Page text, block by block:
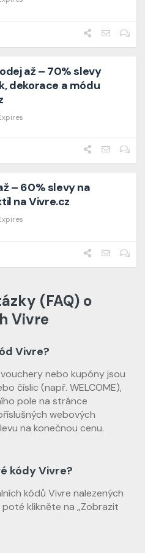
až – 70% slevy
dekorace a módu
– 60% slevy na
na Vivre.cz
(FAQ) o
Vivre
Vivre?
nebo kupóny jsou
číslic (např. WELCOME),
pole na stránce
webových
na konečnou cenu.
kódy Vivre?
kódů Vivre nalezených
klikněte na „Zobrazit